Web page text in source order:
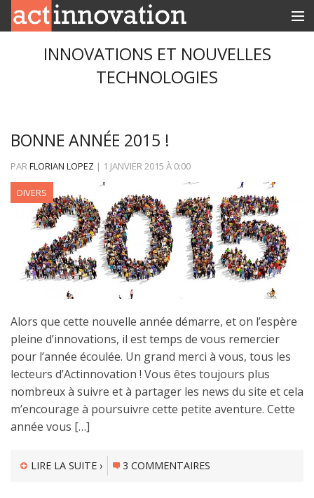
RUBRIQUESINNOVATIONS ET NOUVELLES
TECHNOLOGIES
BONNE ANNÉE 2015 !
PARFLORIAN LOPEZ | 1 JANVIER 2015 À 0:00
DIVERS
Alors que cette nouvelle année démarre, et on l’espère
pleine d’innovations, il est temps de vous remercier
pour l’année écoulée. Un grand merci à vous, tous les
lecteurs d’Actinnovation ! Vous êtes toujours plus
nombreux à suivre et à partager les news du site et cela
m’encourage à poursuivre cette petite aventure. Cette
année vous […]
LIRE LA SUITE › 3 COMMENTAIRES